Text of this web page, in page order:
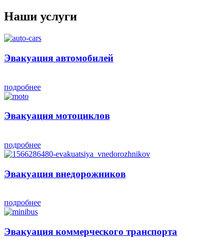
Наши услуги
Эвакуация автомобилей
подробнее
Эвакуация мотоциклов
подробнее
Эвакуация внедорожников
подробнее
Эвакуация коммерческого транспорта